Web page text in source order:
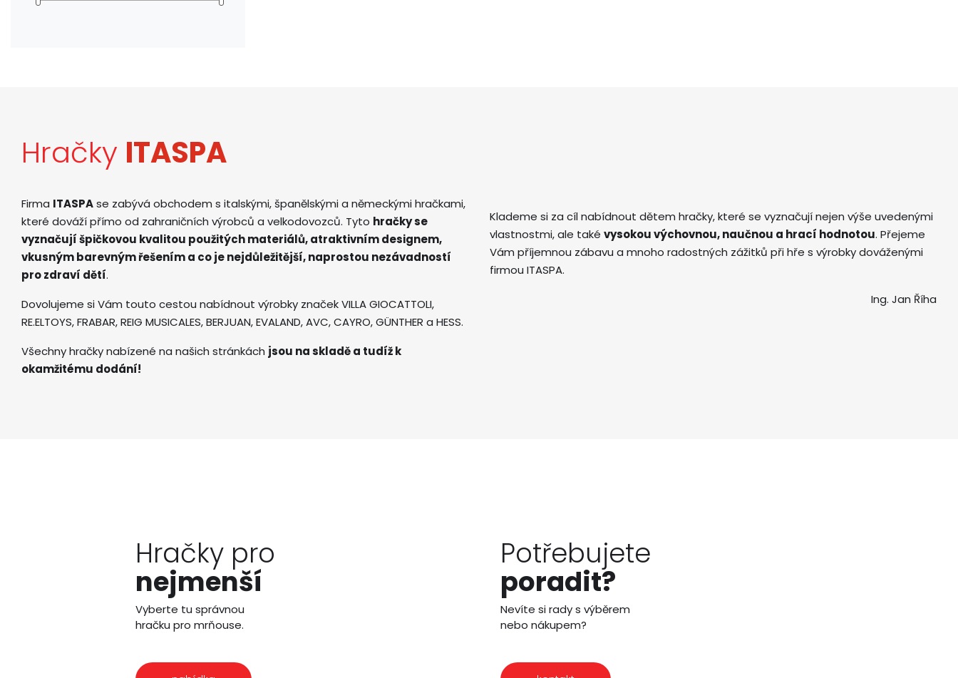
Hračky ITASPA
Firma ITASPAse zabývá obchodem s italskými, španělskými a německými hračkami,
které dováží přímo od zahraničních výrobců a velkodovozců. Tyto hračky se
vyznačují špičkovou kvalitou použitých materiálů, atraktivním designem,
vkusným barevným řešením a co je nejdůležitější, naprostou nezávadností
pro zdraví dětí.
Dovolujeme si Vám touto cestou nabídnout výrobky značek VILLA GIOCATTOLI,
RE.ELTOYS, FRABAR, REIG MUSICALES, BERJUAN, EVALAND, AVC, CAYRO, GÜNTHER a HESS.
Všechny hračky nabízené na našich stránkách jsou na skladě a tudíž k
okamžitému dodání!
Klademe si za cíl nabídnout dětem hračky, které se vyznačují nejen výše uvedenými
vlastnostmi, ale také vysokou výchovnou, naučnou a hrací hodnotou. Přejeme
Vám příjemnou zábavu a mnoho radostných zážitků při hře s výrobky dováženými
firmou ITASPA.
Ing. Jan Říha
Hračky pro
nejmenší
Vyberte tu správnou
hračku pro mrňouse.
Potřebujete
poradit?
Nevíte si rady s výběrem
nebo nákupem?